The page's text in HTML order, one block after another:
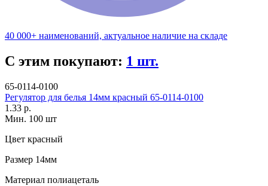
40 000+ наименований, актуальное наличие на складе
С этим покупают: 1 шт.
65-0114-0100
Регулятор для белья 14мм красный 65-0114-0100
1.33 р.
Мин. 100 шт
Цвет красный
Размер 14мм
Материал полиацеталь